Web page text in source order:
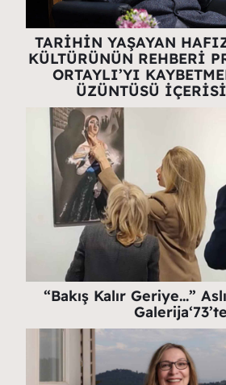
TARİHİN YAŞAYAN
KÜLTÜRÜNÜN REHBERİ
ORTAYLI’YI
ÜZÜNTÜSÜ
“Bakış Kalır Geriye…”
Galerija‘73’te